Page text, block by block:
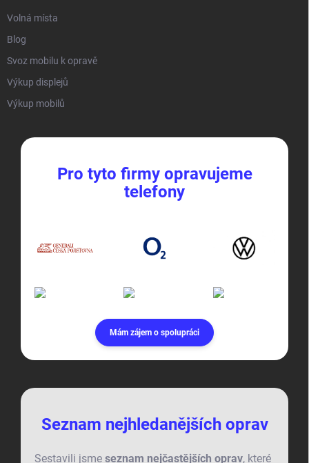
Volná místa
Blog
Svoz mobilu k opravě
Výkup displejů
Výkup mobilů
Pro tyto firmy opravujeme
telefony
Mám zájem o spolupráci
Seznam nejhledanějších oprav
Sestavili jsme seznam nejčastějších oprav, které